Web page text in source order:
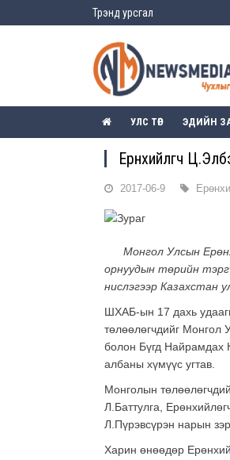
Трэнд урсгал
УЛС ТӨР ЭДИЙН
Ерөнхийлөгч
2017-06-9
Монгол Улсын
орнуудын төрийн
нислэгээр Казахстан
ШХАБ-ын 17 дахь
төлөөлөгчдийг Монгол
болон Бүгд Найрамдах
албаны хүмүүс угтав.
Монголын
Л.Баттулга,
Л.Пүрэвсүрэн нарын
Харин өнөөдөр